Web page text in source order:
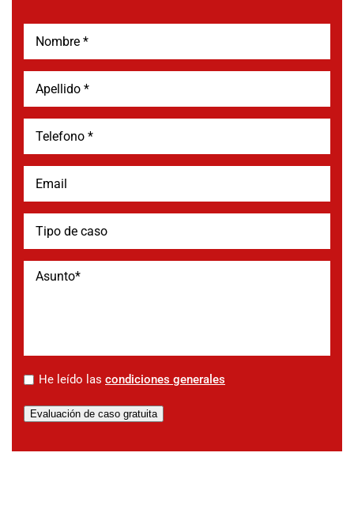
* He leído las condiciones generales
Evaluación de caso gratuita